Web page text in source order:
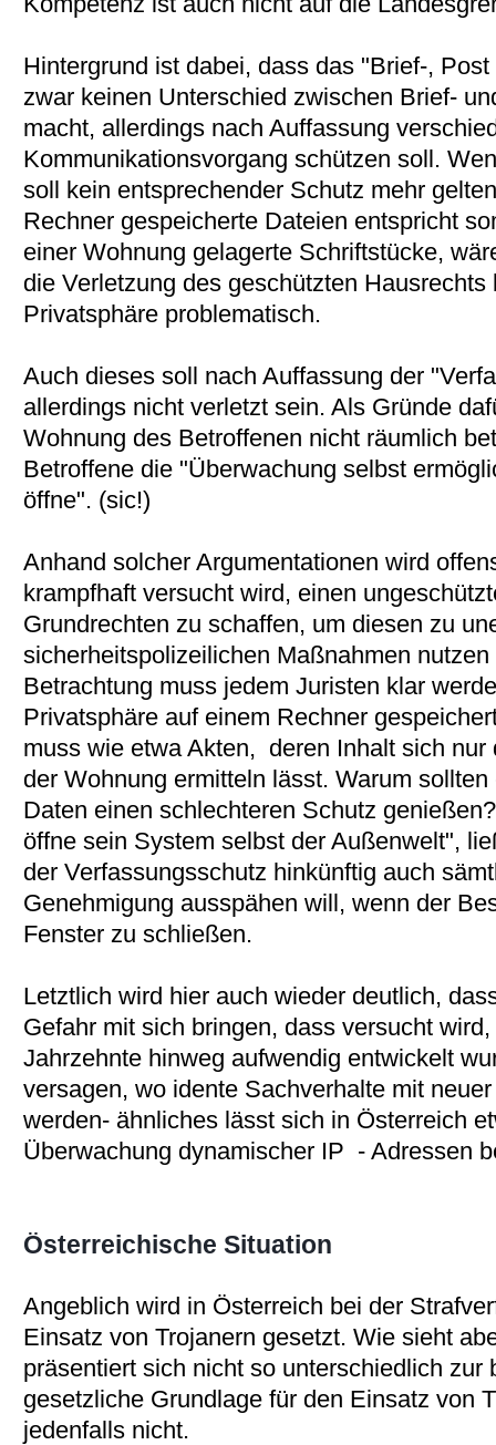
Hintergrund ist dabei, dass das "Brief-,
zwar keinen Unterschied zwischen Brief-
macht, allerdings nach Auffassung
Kommunikationsvorgang schützen soll.
soll kein entsprechender Schutz mehr
Rechner gespeicherte Dateien entspricht
einer Wohnung gelagerte Schriftstücke,
die Verletzung des geschützten Hausrechts
Privatsphäre problematisch.
Auch dieses soll nach Auffassung der
allerdings nicht verletzt sein. Als Gründe
Wohnung des Betroffenen nicht räumlich
Betroffene die "Überwachung selbst
öffne". (sic!)
Anhand solcher Argumentationen wird
krampfhaft versucht wird, einen
Grundrechten zu schaffen, um diesen zu
sicherheitspolizeilichen Maßnahmen
Betrachtung muss jedem Juristen klar
Privatsphäre auf einem Rechner
muss wie etwa Akten, deren Inhalt sich
der Wohnung ermitteln lässt. Warum
Daten einen schlechteren Schutz
öffne sein System selbst der Außenwelt",
der Verfassungsschutz hinkünftig auch
Genehmigung ausspähen will, wenn der
Fenster zu schließen.
Letztlich wird hier auch wieder deutlich,
Gefahr mit sich bringen, dass versucht
Jahrzehnte hinweg aufwendig entwickelt
versagen, wo idente Sachverhalte mit
werden- ähnliches lässt sich in Österreich
Überwachung dynamischer IP - Adressen
Österreichische Situation
Angeblich wird in Österreich bei der
Einsatz von Trojanern gesetzt. Wie sieht
präsentiert sich nicht so unterschiedlich zur
gesetzliche Grundlage für den Einsatz von
jedenfalls nicht.